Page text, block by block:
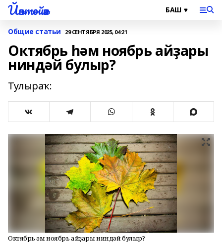
Йәнтөйәк
Общие статьи 29 СЕНТЯБРЯ 2025, 04:21
Октябрь һәм ноябрь айҙары
ниндәй булыр?
Тулыраҡ:
Октябрь һәм ноябрь айҙары ниндәй булыр?